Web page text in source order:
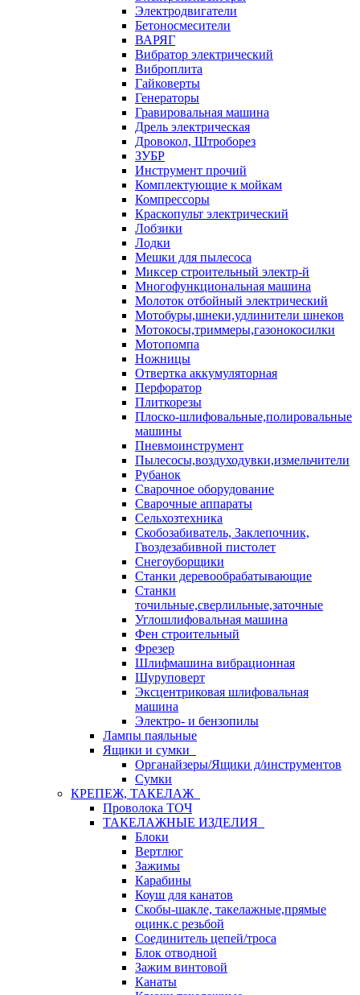
Электродвигатели
Бетоносмесители
ВАРЯГ
Вибратор электрический
Виброплита
Гайковерты
Генераторы
Гравировальная машина
Дрель электрическая
Дровокол, Штроборез
ЗУБР
Инструмент прочий
Комплектующие к мойкам
Компрессоры
Краскопульт электрический
Лобзики
Лодки
Мешки для пылесоса
Миксер строительный электр-й
Многофункциональная машина
Молоток отбойный электрический
Мотобуры,шнеки,удлинители шнеков
Мотокосы,триммеры,газонокосилки
Мотопомпа
Ножницы
Отвертка аккумуляторная
Перфоратор
Плиткорезы
Плоско-шлифовальные,полировальные
машины
Пневмоинструмент
Пылесосы,воздуходувки,измельчители
Рубанок
Сварочное оборудование
Сварочные аппараты
Сельхозтехника
Скобозабиватель, Заклепочник,
Гвоздезабивной пистолет
Снегоуборщики
Станки деревообрабатывающие
Станки
точильные,сверлильные,заточные
Углошлифовальная машина
Фен строительный
Фрезер
Шлифмашина вибрационная
Шуруповерт
Эксцентриковая шлифовальная
машина
Электро- и бензопилы
Лампы паяльные
Ящики и сумки
Органайзеры/Ящики д/инструментов
Сумки
КРЕПЕЖ, ТАКЕЛАЖ
Проволока ТОЧ
ТАКЕЛАЖНЫЕ ИЗДЕЛИЯ
Блоки
Вертлюг
Зажимы
Карабины
Коуш для канатов
Скобы-шакле, такелажные,прямые
оцинк.с резьбой
Соединитель цепей/троса
Блок отводной
Зажим винтовой
Канаты